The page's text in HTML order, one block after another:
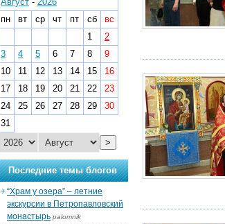
пн
вт ср чт пт сб
вс
1
2
3
4 5 6 7 8
9
10
11 12 13 14 15
16
17
18 19 20 21 22
23
24
25 26 27 28 29
30
31
>
Последние темы блогов
“Храм у озера” – летние
экскурсии в Петропавловский
монастырь palomnik